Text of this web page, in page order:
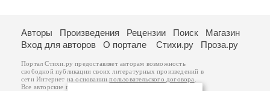
Авторы Произведения Рецензии Поиск
Магазин
Вход для авторов
О портале Стихи.ру Проза.ру
Портал Стихи.ру предоставляет авторам возможность
свободной публикации своих литературных произведений в
сети Интернет на основаниипользовательского договора
Все авторские права на произведения принадлежат авторам